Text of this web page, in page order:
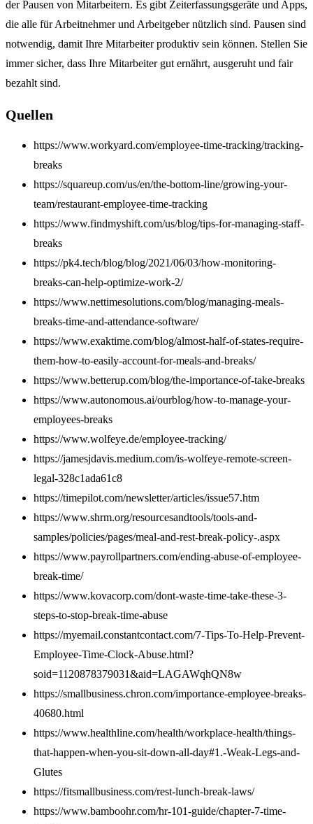
der Pausen von Mitarbeitern. Es gibt Zeiterfassungsgeräte und Apps,
die alle für Arbeitnehmer und Arbeitgeber nützlich sind. Pausen sind
notwendig, damit Ihre Mitarbeiter produktiv sein können. Stellen Sie
immer sicher, dass Ihre Mitarbeiter gut ernährt, ausgeruht und fair
bezahlt sind.
Quellen
https://www.workyard.com/employee-time-tracking/tracking-
breaks
https://squareup.com/us/en/the-bottom-line/growing-your-
team/restaurant-employee-time-tracking
https://www.findmyshift.com/us/blog/tips-for-managing-staff-
breaks
https://pk4.tech/blog/blog/2021/06/03/how-monitoring-
breaks-can-help-optimize-work-2/
https://www.nettimesolutions.com/blog/managing-meals-
breaks-time-and-attendance-software/
https://www.exaktime.com/blog/almost-half-of-states-require-
them-how-to-easily-account-for-meals-and-breaks/
https://www.betterup.com/blog/the-importance-of-take-breaks
https://www.autonomous.ai/ourblog/how-to-manage-your-
employees-breaks
https://www.wolfeye.de/employee-tracking/
https://jamesjdavis.medium.com/is-wolfeye-remote-screen-
legal-328c1ada61c8
https://timepilot.com/newsletter/articles/issue57.htm
https://www.shrm.org/resourcesandtools/tools-and-
samples/policies/pages/meal-and-rest-break-policy-.aspx
https://www.payrollpartners.com/ending-abuse-of-employee-
break-time/
https://www.kovacorp.com/dont-waste-time-take-these-3-
steps-to-stop-break-time-abuse
https://myemail.constantcontact.com/7-Tips-To-Help-Prevent-
Employee-Time-Clock-Abuse.html?
soid=1120878379031&aid=LAGAWqhQN8w
https://smallbusiness.chron.com/importance-employee-breaks-
40680.html
https://www.healthline.com/health/workplace-health/things-
that-happen-when-you-sit-down-all-day#1.-Weak-Legs-and-
Glutes
https://fitsmallbusiness.com/rest-lunch-break-laws/
https://www.bamboohr.com/hr-101-guide/chapter-7-time-